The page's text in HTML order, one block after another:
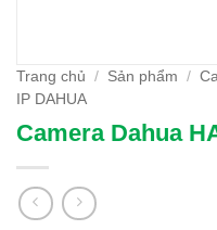
Trang chủ / Sản phẩm /
IP DAHUA
Camera Dahua